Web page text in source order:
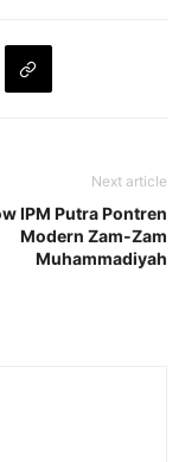
Next article
IPM Putra Pontren
Modern Zam-Zam
Muhammadiyah